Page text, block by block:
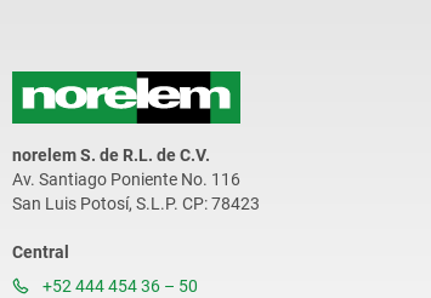
norelem S. de R.L. de C.V.
Av. Santiago Poniente No. 116
San Luis Potosí, S.L.P. CP: 78423
Central
+52 444 454 36 – 50